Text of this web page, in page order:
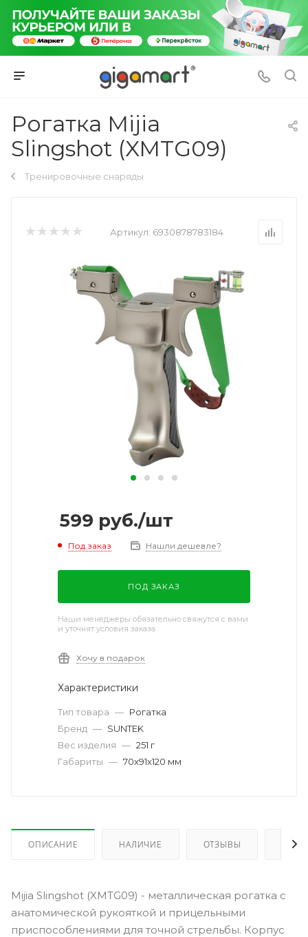
Рогатка Mijia
Slingshot (XMTG09)
Тренировочные снаряды
Артикул: 6930878783184
599 руб./шт
Под заказ Нашли дешевле?
ПОД ЗАКАЗ
Наши менеджеры обязательно свяжутся с вами
и уточнят условия заказа
Хочу в подарок
Характеристики
Тип товара — Рогатка
Бренд — SUNTEK
Вес изделия — 251 г
Габариты — 70x91x120 мм
ОПИСАНИЕ НАЛИЧИЕ ОТЗЫВЫ КАК
Mijia Slingshot (XMTG09) - металлическая рогатка с
анатомической рукояткой и прицельными
приспособлениями для точной стрельбы. Корпус